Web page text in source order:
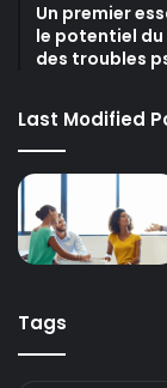
Un premier
le potentiel
des troubles
Last Modified
Tags